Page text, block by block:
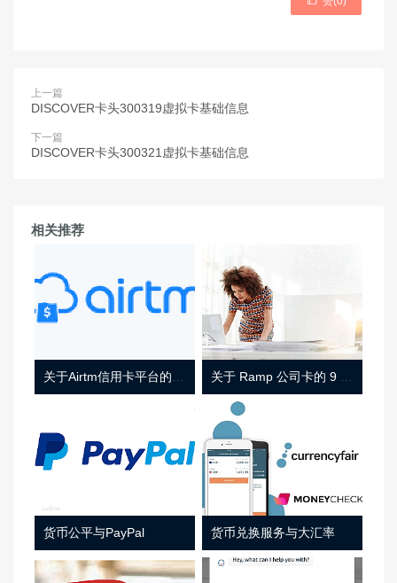
上一篇
DISCOVER卡头300319虚拟卡基础信息
下一篇
DISCOVER卡头300321虚拟卡基础信息
相关推荐
货币公平与PayPal 货币兑换服务与大汇率